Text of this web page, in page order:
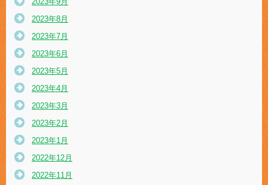
2023年8月
2023年7月
2023年6月
2023年5月
2023年4月
2023年3月
2023年2月
2023年1月
2022年12月
2022年11月